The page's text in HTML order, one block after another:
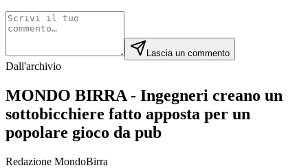
Lascia un commento
Dall'archivio
MONDO BIRRA - Ingegneri creano un
sottobicchiere fatto apposta per un
popolare gioco da pub
Redazione MondoBirra